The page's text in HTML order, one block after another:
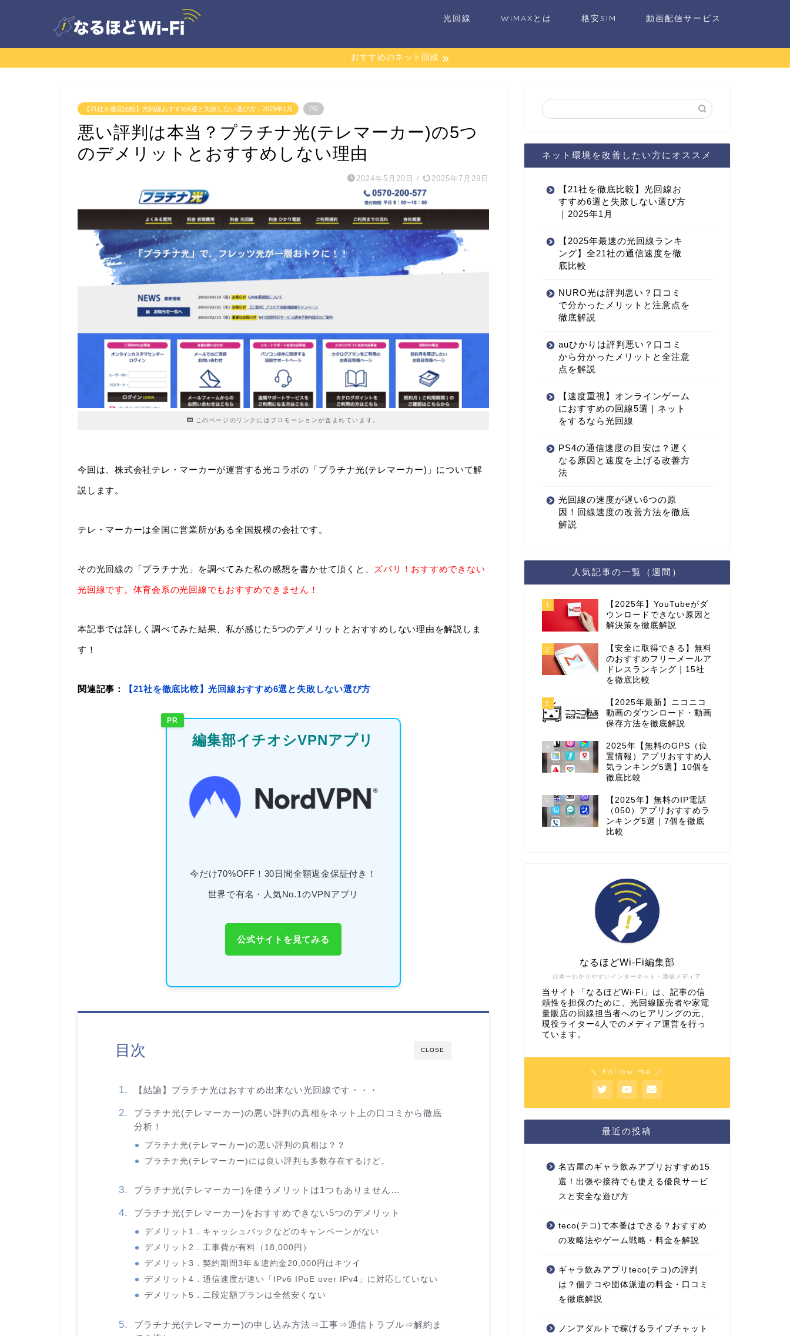
光回線 WiMAXとは 格安SIM 動画配信サービス
おすすめのネット回線
【21社を徹底比較】光回線おすすめ6選と失敗しない選び方｜2025年1月 PR
悪い評判は本当？プラチナ光(テレマーカー)の5つ
のデメリットとおすすめしない理由
2024年5月20日 / 2025年7月29日
このページのリンクにはプロモーションが含まれています。
今回は、株式会社テレ・マーカーが運営する光コラボの「プラチナ光(テレマーカー)」について解
説します。
テレ・マーカーは全国に営業所がある全国規模の会社です。
その光回線の「プラチナ光」を調べてみた私の感想を書かせて頂くと、 ズバリ！おすすめできない
光回線です。体育会系の光回線でもおすすめできません！
本記事では詳しく調べてみた結果、私が感じた5つのデメリットとおすすめしない理由を解説しま
す！
関連記事： 【21社を徹底比較】光回線おすすめ6選と失敗しない選び方
PR
編集部イチオシVPNアプリ
今だけ70%OFF！30日間全額返金保証付き！
世界で有名・人気No.1のVPNアプリ
公式サイトを見てみる
CLOSE
目次
【結論】プラチナ光はおすすめ出来ない光回線です・・・
プラチナ光(テレマーカー)の悪い評判の真相をネット上の口コミから徹底
分析！
プラチナ光(テレマーカー)の悪い評判の真相は？？
プラチナ光(テレマーカー)には良い評判も多数存在するけど。
プラチナ光(テレマーカー)を使うメリットは1つもありません…
プラチナ光(テレマーカー)をおすすめできない5つのデメリット
デメリット1．キャッシュバックなどのキャンペーンがない
デメリット2．工事費が有料（18,000円）
デメリット3．契約期間3年＆違約金20,000円はキツイ
デメリット4．通信速度が速い「IPv6 IPoE over IPv4」に対応していない
デメリット5．二段定額プランは全然安くない
プラチナ光(テレマーカー)の申し込み方法⇒工事⇒通信トラブル⇒解約ま
ネット環境を改善したい方にオススメ
【21社を徹底比較】光回線お
すすめ6選と失敗しない選び方
｜2025年1月
【2025年最速の光回線ランキ
ング】全21社の通信速度を徹
底比較
NURO光は評判悪い？口コミ
で分かったメリットと注意点を
徹底解説
auひかりは評判悪い？口コミ
から分かったメリットと全注意
点を解説
【速度重視】オンラインゲーム
におすすめの回線5選｜ネット
をするなら光回線
PS4の通信速度の目安は？遅く
なる原因と速度を上げる改善方
法
光回線の速度が遅い6つの原
因！回線速度の改善方法を徹底
解説
人気記事の一覧（週間）
1
【2025年】YouTubeがダ
ウンロードできない原因と
解決策を徹底解説
2
【安全に取得できる】無料
のおすすめフリーメールア
ドレスランキング｜15社
を徹底比較
3
【2025年最新】ニコニコ
動画のダウンロード・動画
保存方法を徹底解説
4
2025年【無料のGPS（位
置情報）アプリおすすめ人
気ランキング5選】10個を
徹底比較
5
【2025年】無料のIP電話
（050）アプリおすすめラ
ンキング5選｜7個を徹底
比較
日本一わかりやすいインターネット・通信メディア
なるほどWi-Fi編集部
当サイト「なるほどWi-Fi」は、記事の信
頼性を担保のために、光回線販売者や家電
量販店の回線担当者へのヒアリングの元、
現役ライター4人でのメディア運営を行っ
ています。
＼ Follow me ／
最近の投稿
名古屋のギャラ飲みアプリおすすめ15
選！出張や接待でも使える優良サービ
スと安全な遊び方
teco(テコ)で本番はできる？おすすめ
の攻略法やゲーム戦略・料金を解説
ギャラ飲みアプリteco(テコ)の評判
は？個テコや団体派遣の料金・口コミ
を徹底解説
ノンアダルトで稼げるライブチャット